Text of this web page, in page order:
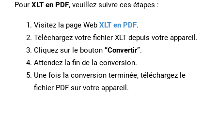
Pour XLT en PDF, veuillez suivre ces étapes :
Visitez la page Web XLT en PDF.
Téléchargez votre fichier XLT depuis votre appareil.
Cliquez sur le bouton “Convertir”.
Attendez la fin de la conversion.
Une fois la conversion terminée, téléchargez le
fichier PDF sur votre appareil.